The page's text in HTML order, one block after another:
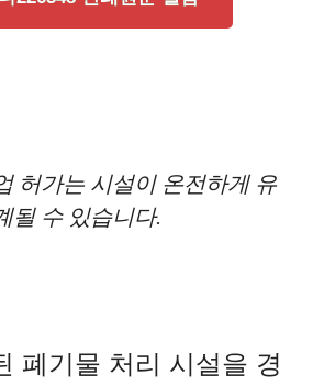
허가는 시설이 온전하게 유
될 수 있습니다.
폐기물 처리 시설을 경